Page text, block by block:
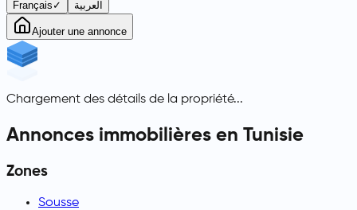
Français ✓ العربية
Ajouter une annonce
Chargement des détails de la propriété...
Annonces immobilières en Tunisie
Zones
Sousse